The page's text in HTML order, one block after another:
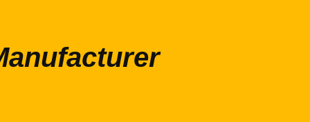
Manufacturer